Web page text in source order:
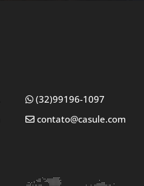
(32)99196-1097
contato@casule.com